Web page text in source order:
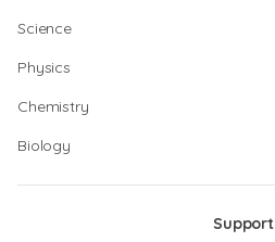
Science
Physics
Chemistry
Biology
Support